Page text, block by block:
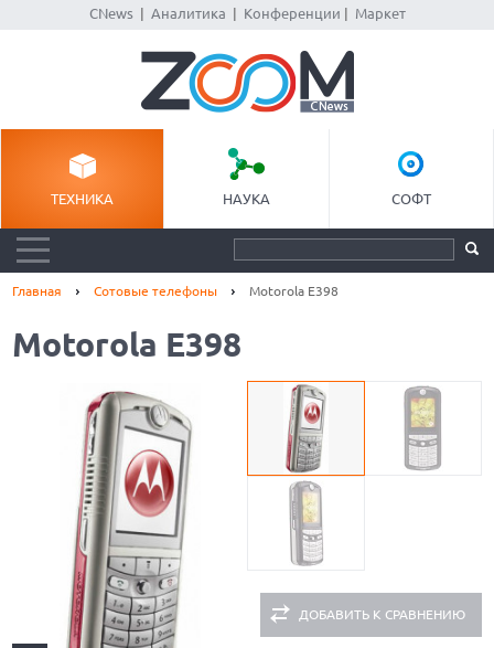
CNews| Аналитика Конференции Маркет
ТЕХНИКА НАУКА СОФТ
Главная Сотовые телефоны Motorola E398
Motorola E398
ДОБАВИТЬ К СРАВНЕНИЮ